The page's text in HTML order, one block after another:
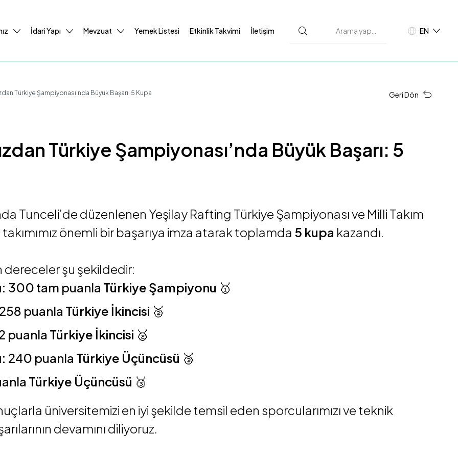
İdari Yapı Mevzuat Yemek Listesi Etkinlik Takvimi İletişim EN
Türkiye Şampiyonası’nda Büyük Başarı: 5 Kupa Geri Dön
Türkiye Şampiyonası’nda Büyük Başarı: 5
Tunceli’de düzenlenen Yeşilay Rafting Türkiye Şampiyonası ve Milli Takım
önemli bir başarıya imza atarak toplamda 5 kupa kazandı.
şu şekildedir:
300 tam puanla Türkiye Şampiyonu 🥇
puanla Türkiye İkincisi 🥈
puanla Türkiye İkincisi 🥈
240 puanla Türkiye Üçüncüsü 🥉
Türkiye Üçüncüsü 🥉
üniversitemizi en iyi şekilde temsil eden sporcularımızı ve teknik
devamını diliyoruz.